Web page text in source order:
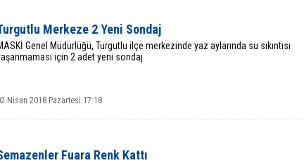
Merkeze 2 Yeni Sondaj
Genel Müdürlüğü, Turgutlu ilçe merkezinde yaz aylarında su sıkıntısı
için 2 adet yeni sondaj
Nisan 2018 Pazartesi 17:18
Fuara Renk Kattı